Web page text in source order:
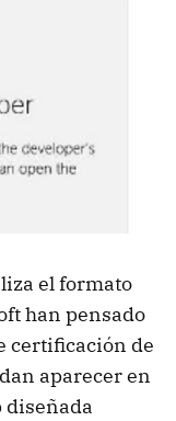
el formato
han pensado
certificación de
aparecer en
diseñada